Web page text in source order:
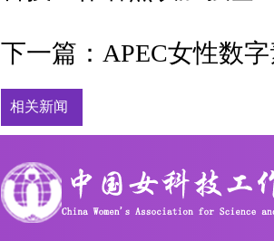
下一篇： APEC女性数
相关新闻